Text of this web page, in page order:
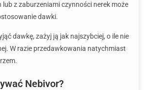
lub z zaburzeniami czynności nerek może
dawki.
dawkę, zażyj ją jak najszybciej, o ile nie
W razie przedawkowania natychmiast
Nebivor?